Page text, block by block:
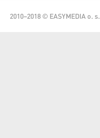
2010–2018 © EASYMEDIA o. s.